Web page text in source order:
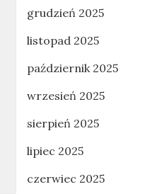
grudzień 2025
listopad 2025
październik 2025
wrzesień 2025
sierpień 2025
lipiec 2025
czerwiec 2025